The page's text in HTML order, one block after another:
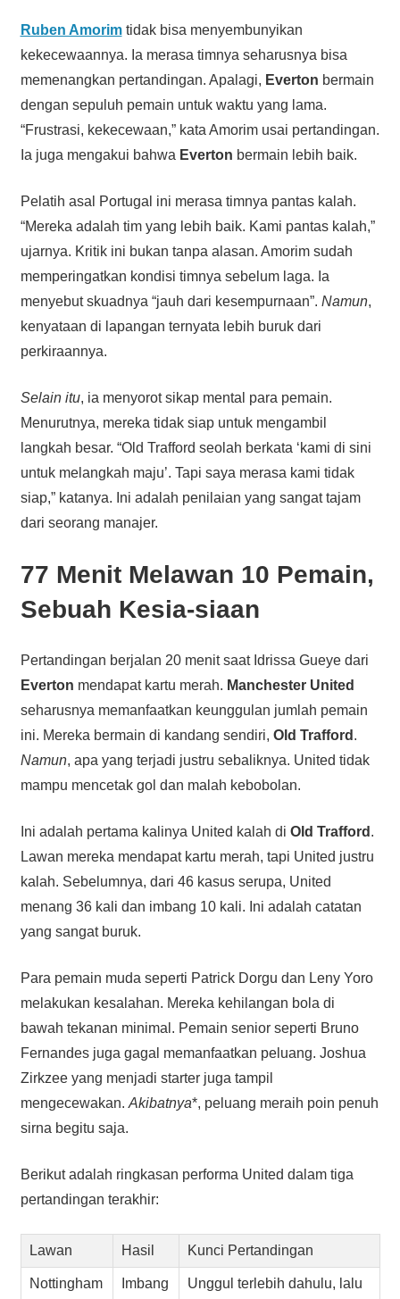
Ruben Amorimtidak bisa menyembunyikan
kekecewaannya. Ia merasa timnya seharusnya bisa
memenangkan pertandingan. Apalagi, Everton bermain
dengan sepuluh pemain untuk waktu yang lama.
“Frustrasi, kekecewaan,” kata Amorim usai pertandingan.
Ia juga mengakui bahwa Everton bermain lebih baik.
Pelatih asal Portugal ini merasa timnya pantas kalah.
“Mereka adalah tim yang lebih baik. Kami pantas kalah,”
ujarnya. Kritik ini bukan tanpa alasan. Amorim sudah
memperingatkan kondisi timnya sebelum laga. Ia
menyebut skuadnya “jauh dari kesempurnaan”. Namun,
kenyataan di lapangan ternyata lebih buruk dari
perkiraannya.
Selain itu, ia menyorot sikap mental para pemain.
Menurutnya, mereka tidak siap untuk mengambil
langkah besar. “Old Trafford seolah berkata ‘kami di sini
untuk melangkah maju’. Tapi saya merasa kami tidak
siap,” katanya. Ini adalah penilaian yang sangat tajam
dari seorang manajer.
77 Menit Melawan 10 Pemain,
Sebuah Kesia-siaan
Pertandingan berjalan 20 menit saat Idrissa Gueye dari
Everton mendapat kartu merah. Manchester United
seharusnya memanfaatkan keunggulan jumlah pemain
ini. Mereka bermain di kandang sendiri, Old Trafford .
Namun, apa yang terjadi justru sebaliknya. United tidak
mampu mencetak gol dan malah kebobolan.
Ini adalah pertama kalinya United kalah di Old Trafford .
Lawan mereka mendapat kartu merah, tapi United justru
kalah. Sebelumnya, dari 46 kasus serupa, United
menang 36 kali dan imbang 10 kali. Ini adalah catatan
yang sangat buruk.
Para pemain muda seperti Patrick Dorgu dan Leny Yoro
melakukan kesalahan. Mereka kehilangan bola di
bawah tekanan minimal. Pemain senior seperti Bruno
Fernandes juga gagal memanfaatkan peluang. Joshua
Zirkzee yang menjadi starter juga tampil
mengecewakan. Akibatnya*, peluang meraih poin penuh
sirna begitu saja.
Berikut adalah ringkasan performa United dalam tiga
pertandingan terakhir:
Lawan Hasil Kunci Pertandingan
Nottingham Imbang Unggul terlebih dahulu, lalu